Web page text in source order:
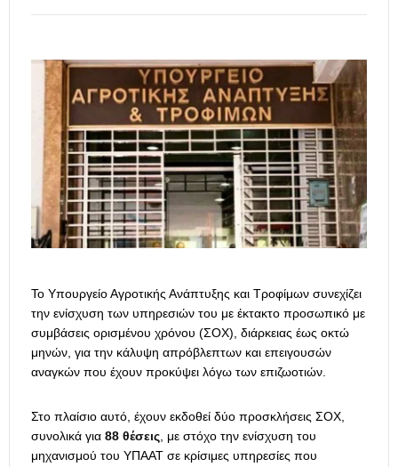
Το Υπουργείο Αγροτικής Ανάπτυξης και Τροφίμων συνεχίζει
την ενίσχυση των υπηρεσιών του με έκτακτο προσωπικό με
συμβάσεις ορισμένου χρόνου (ΣΟΧ), διάρκειας έως οκτώ
μηνών, για την κάλυψη απρόβλεπτων και επειγουσών
αναγκών που έχουν προκύψει λόγω των επιζωοτιών.
Στο πλαίσιο αυτό, έχουν εκδοθεί δύο προσκλήσεις ΣΟΧ,
συνολικά για 88 θέσεις, με στόχο την ενίσχυση του
μηχανισμού του ΥΠΑΑΤ σε κρίσιμες υπηρεσίες που